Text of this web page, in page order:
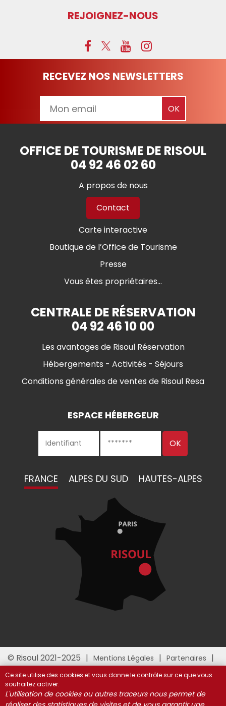
REJOIGNEZ-NOUS
RECEVEZ NOS NEWSLETTERS
OFFICE DE TOURISME DE RISOUL
04 92 46 02 60
A propos de nous
Contact
Carte interactive
Boutique de l’Office de Tourisme
Presse
Vous êtes propriétaires...
CENTRALE DE RÉSERVATION
04 92 46 10 00
Les avantages de Risoul Réservation
Hébergements - Activités - Séjours
Conditions générales de ventes de Risoul Resa
ESPACE HÉBERGEUR
FRANCE ALPES DU SUD HAUTES-ALPES
© Risoul 2021-2025 Mentions Légales
Partenaires
Gestion des cookies
Ce site utilise des cookies et vous donne le contrôle sur ce que vous
souhaitez activer.
L'utilisation de cookies ou autres traceurs nous permet de